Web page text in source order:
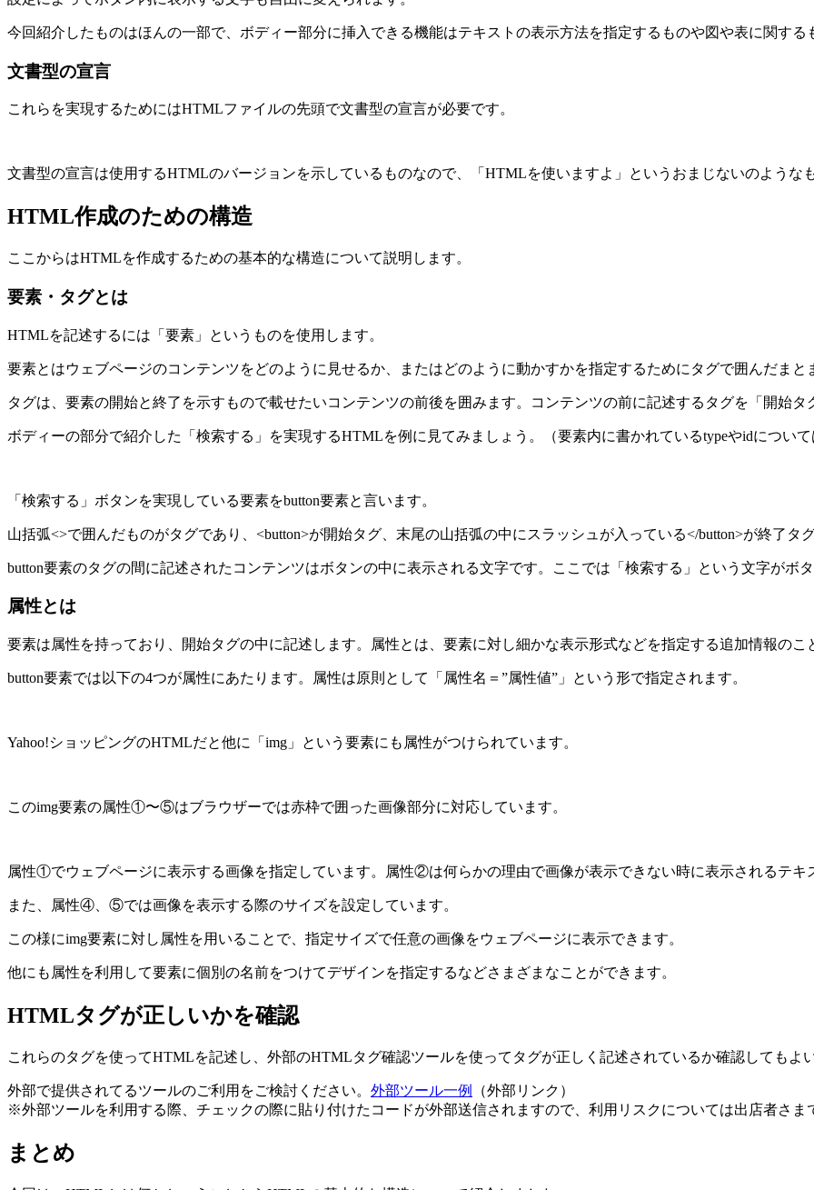
今回紹介したものはほんの一部で、ボディー部分に挿入できる機能はテキストの表示方法を指定するものや図や表に関する
文書型の宣言
これらを実現するためにはHTMLファイルの先頭で文書型の宣言が必要です。
文書型の宣言は使用するHTMLのバージョンを示しているものなので、「HTMLを使いますよ」というおまじないのようなも
HTML作成のための構造
ここからはHTMLを作成するための基本的な構造について説明します。
要素・タグとは
HTMLを記述するには「要素」というものを使用します。
要素とはウェブページのコンテンツをどのように見せるか、またはどのように動かすかを指定するためにタグで囲んだまと
タグは、要素の開始と終了を示すもので載せたいコンテンツの前後を囲みます。コンテンツの前に記述するタグを「開始タ
ボディーの部分で紹介した「検索する」を実現するHTMLを例に見てみましょう。（要素内に書かれているtypeやidについて
「検索する」ボタンを実現している要素をbutton要素と言います。
山括弧<>で囲んだものがタグであり、<button>が開始タグ、末尾の山括弧の中にスラッシュが入っている</button>が終了タグ
button要素のタグの間に記述されたコンテンツはボタンの中に表示される文字です。ここでは「検索する」という文字がボ
属性とは
要素は属性を持っており、開始タグの中に記述します。属性とは、要素に対し細かな表示形式などを指定する追加情報のこ
button要素では以下の4つが属性にあたります。属性は原則として「属性名＝”属性値”」という形で指定されます。
Yahoo!ショッピングのHTMLだと他に「img」という要素にも属性がつけられています。
このimg要素の属性①〜⑤はブラウザーでは赤枠で囲った画像部分に対応しています。
属性①でウェブページに表示する画像を指定しています。属性②は何らかの理由で画像が表示できない時に表示されるテキ
また、属性④、⑤では画像を表示する際のサイズを設定しています。
この様にimg要素に対し属性を用いることで、指定サイズで任意の画像をウェブページに表示できます。
他にも属性を利用して要素に個別の名前をつけてデザインを指定するなどさまざまなことができます。
HTMLタグが正しいかを確認
これらのタグを使ってHTMLを記述し、外部のHTMLタグ確認ツールを使ってタグが正しく記述されているか確認してもよ
外部で提供されてるツールのご利用をご検討ください。 外部ツール一例
（外部リンク）
※外部ツールを利用する際、チェックの際に貼り付けたコードが外部送信されますので、利用リスクについては出店者さま
まとめ